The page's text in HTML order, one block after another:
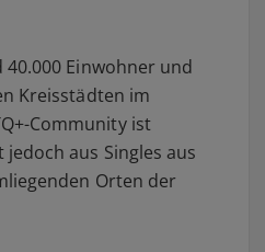
Einwohner und
Kreisstädten im
Community ist
aus Singles aus
Orten der